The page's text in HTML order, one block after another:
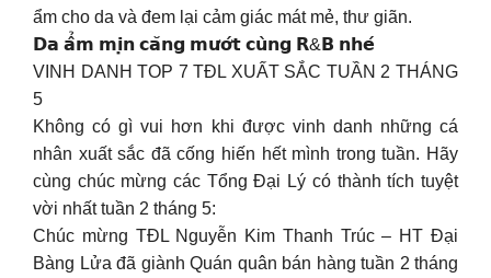
ẩm cho da và đem lại cảm giác mát mẻ, thư giãn.
𝗗𝗮 𝗮̂̉𝗺 𝗺𝗶̣𝗻 𝗰𝗮̆𝗻𝗴 𝗺𝘂̛𝗼̛́𝘁 𝗰𝘂̀𝗻𝗴 𝗥&𝗕 𝗻𝗵𝗲́
VINH DANH TOP 7 TĐL XUẤT SẮC TUẦN 2 THÁNG
5
Không có gì vui hơn khi được vinh danh những cá
nhân xuất sắc đã cống hiến hết mình trong tuần. Hãy
cùng chúc mừng các Tổng Đại Lý có thành tích tuyệt
vời nhất tuần 2 tháng 5:
Chúc mừng TĐL Nguyễn Kim Thanh Trúc – HT Đại
Bàng Lửa đã giành Quán quân bán hàng tuần 2 tháng